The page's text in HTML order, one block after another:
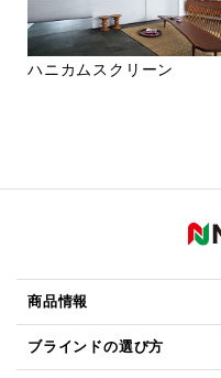
ハニカムスクリーン
商品情報
ブラインドの選び方